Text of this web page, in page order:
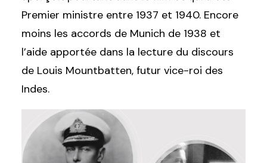
Premier ministre entre 1937 et 1940. Encore
moins les accords de Munich de 1938 et
l’aide apportée dans la lecture du discours
de Louis Mountbatten, futur vice-roi des
Indes.